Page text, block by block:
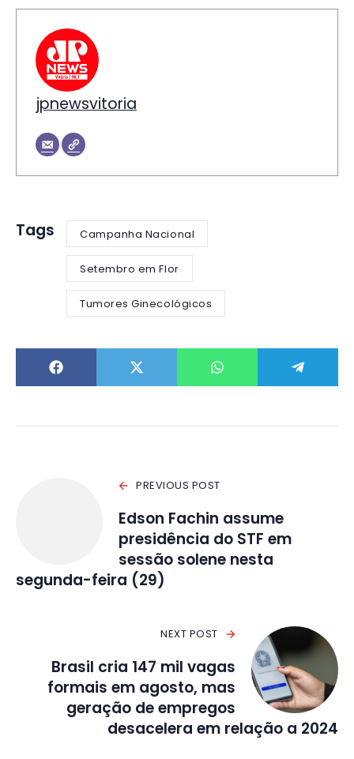
jpnewsvitoria
Tags Campanha Nacional
Setembro em Flor
Tumores Ginecológicos
PREVIOUS POST
Edson Fachin assume
presidência do STF em
sessão solene nesta
segunda-feira (29)
NEXT POST
Brasil cria 147 mil vagas
formais em agosto, mas
geração de empregos
desacelera em relação a 2024